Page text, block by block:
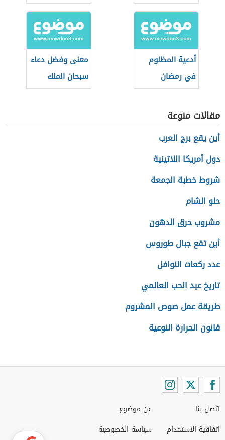
للأطفال
أدعية المظلوم
في رمضان
معنى وفضل دعاء
سبحان الملك
القدوس
مقالات منوعة
أين يقع برج العرب
دول أمريكا اللاتينية
شروط خطبة الجمعة
حلو الشام
مشروب حرق الدهون
أين تقع جبال طوروس
عدد ركعات النوافل
تاريخ عيد الحب العالمي
طريقة عمل صوص المشروم
قانون الحرارة النوعية
اتصل بنا
اتفاقية الاستخدام
عن موضوع
سياسة الخصوصية